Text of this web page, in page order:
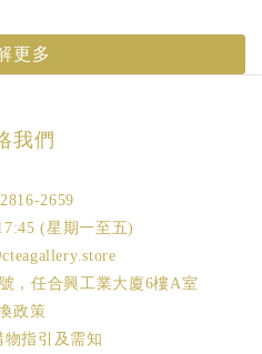
更多
我們
2659
(星期一至五)
，任合興工業大廈6樓A室
政策
物指引及需知